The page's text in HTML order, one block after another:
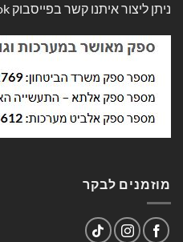
ניתן ליצור איתנו קשר בפייסבוק
מוזמנים לבקר